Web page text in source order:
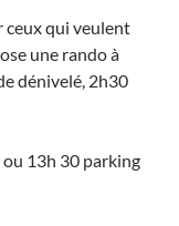
ceux qui veulent
une rando à
dénivelé, 2h30
ou 13h 30 parking